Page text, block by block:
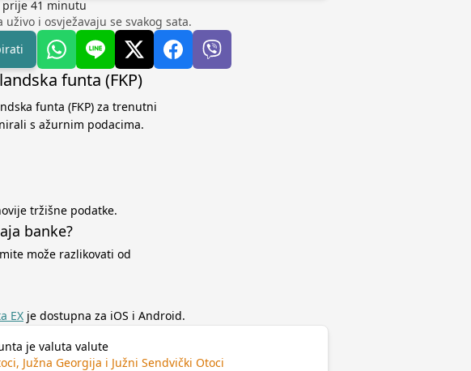
prije 41 minutu
i osvježavaju se svakog sata.
funta (FKP)
funta (FKP) za trenutni
s ažurnim podacima.
tržišne podatke.
banke?
može razlikovati od
EX je dostupna za iOS i Android.
je valuta valute
Južna Georgija i Južni Sendvički Otoci